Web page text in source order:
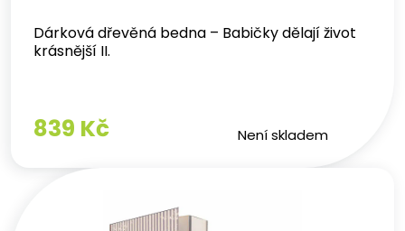
Dárková dřevěná bedna – Babičky dělají život
krásnější II.
839 Kč Není skladem